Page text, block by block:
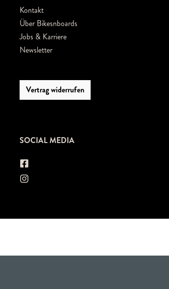
Kontakt
Über Bikesnboards
Jobs & Karriere
Newsletter
Vertrag widerrufen
SOCIAL MEDIA